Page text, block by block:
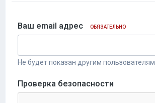
Ваш email адрес ОБЯЗАТЕЛЬНО
Не будет показан другим пользователям
Проверка безопасности